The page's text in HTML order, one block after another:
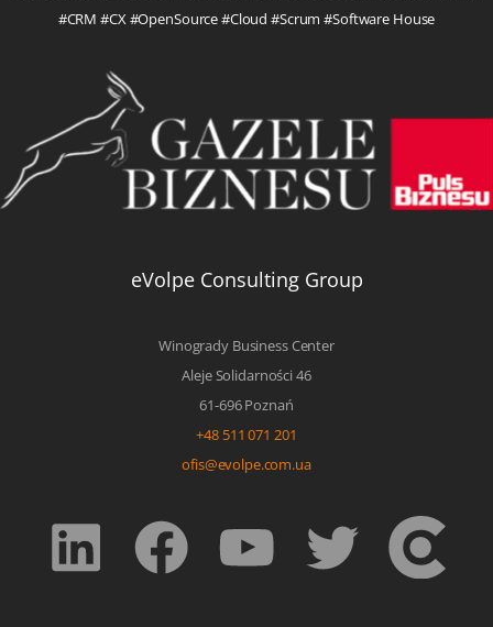
#CRM #CX #OpenSource #Cloud #Scrum #Software House
eVolpe Consulting Group
Winogrady Business Center
Aleje Solidarności 46
61-696 Poznań
+48 511 071 201
ofis@evolpe.com.ua